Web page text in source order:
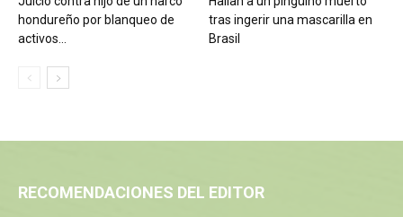
hondureño por blanqueo de
activos...
tras ingerir una mascarilla en
Brasil
RECOMENDACIONES DEL EDITOR